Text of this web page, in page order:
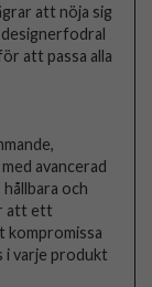
att nöja sig
att passa alla
avancerad
och
att ett
kompromissa
i varje produkt